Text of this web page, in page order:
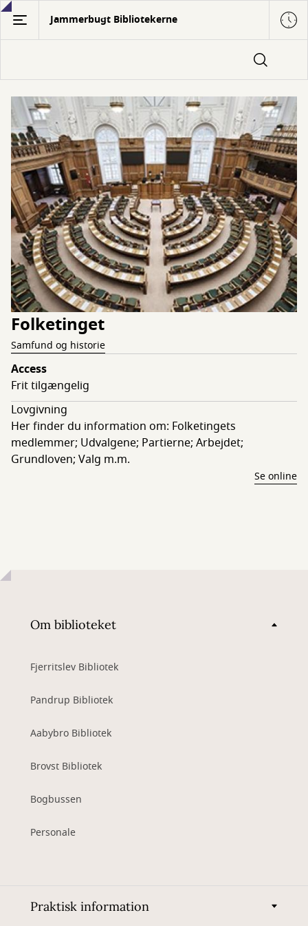
Gå
hovedindhold
Jammerbugt Bibliotekerne
Folketinget
Samfund og historie
Access
Frit tilgængelig
Lovgivning
Her finder du information om: Folketingets
medlemmer; Udvalgene; Partierne; Arbejdet;
Grundloven; Valg m.m.
Se online
Om biblioteket
Fjerritslev Bibliotek
Pandrup Bibliotek
Aabybro Bibliotek
Brovst Bibliotek
Bogbussen
Personale
Praktisk information